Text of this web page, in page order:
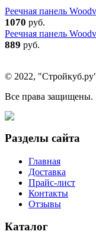
Реечная панель
1070 руб.
Реечная панель
889 руб.
© 2022,
Все права защищены.
Разделы сайта
Главная
Доставка
Прайс-лист
Контакты
Отзывы
Каталог